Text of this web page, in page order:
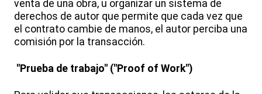
venta de una obra, u organizar un sistema de
derechos de autor que permite que cada vez que
el contrato cambie de manos, el autor perciba una
comisión por la transacción.
"Prueba de trabajo" ("Proof of Work")